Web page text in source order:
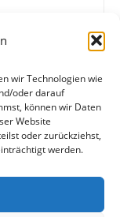
wir Technologien wie
oder darauf
können wir Daten
Website
oder zurückziehst,
werden.